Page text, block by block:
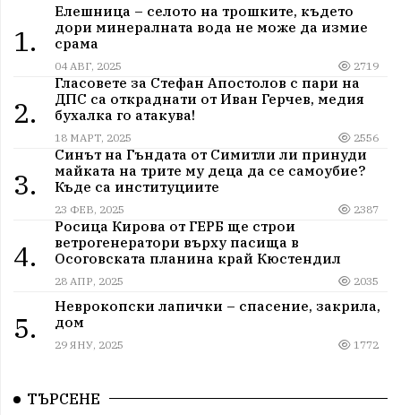
1.
Елешница – селото на трошките, където
дори минералната вода не може да измие
срама
04 АВГ, 2025 2719
2.
Гласовете за Стефан Апостолов с пари на
ДПС са откраднати от Иван Герчев, медия
бухалка го атакува!
18 МАРТ, 2025 2556
3.
Синът на Гъндата от Симитли ли принуди
майката на трите му деца да се самоубие?
Къде са институциите
23 ФЕВ, 2025 2387
4.
Росица Кирова от ГЕРБ ще строи
ветрогенератори върху пасища в
Осоговската планина край Кюстендил
28 АПР, 2025 2035
5.
Неврокопски лапички – спасение, закрила,
дом
29 ЯНУ, 2025 1772
ТЪРСЕНЕ